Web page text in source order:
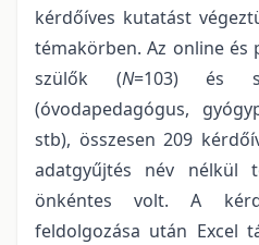
kérdőíves kutatást
témakörben. Az online és
szülők (N=103) és
(óvodapedagógus,
stb), összesen 209
adatgyűjtés név nélkül
önkéntes volt. A
feldolgozása után Excel